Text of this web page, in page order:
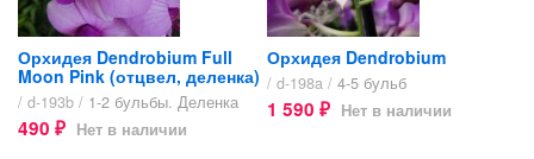
Орхидея Dendrobium Full
Moon Pink (отцвел, деленка)
/ d-193b / 1-2 бульбы. Деленка
490 ₽ Нет в наличии
Орхидея Dendrobium
/ d-198a / 4-5 бульб
1 590 ₽ Нет в наличии